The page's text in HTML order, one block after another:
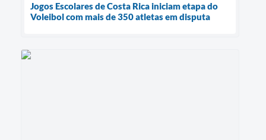
Jogos Escolares de Costa Rica iniciam etapa do
Voleibol com mais de 350 atletas em disputa